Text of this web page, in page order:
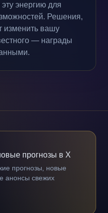
энергию для
Решения,
изменить вашу
— награды
прогнозы в X
прогнозы, новые
анонсы свежих